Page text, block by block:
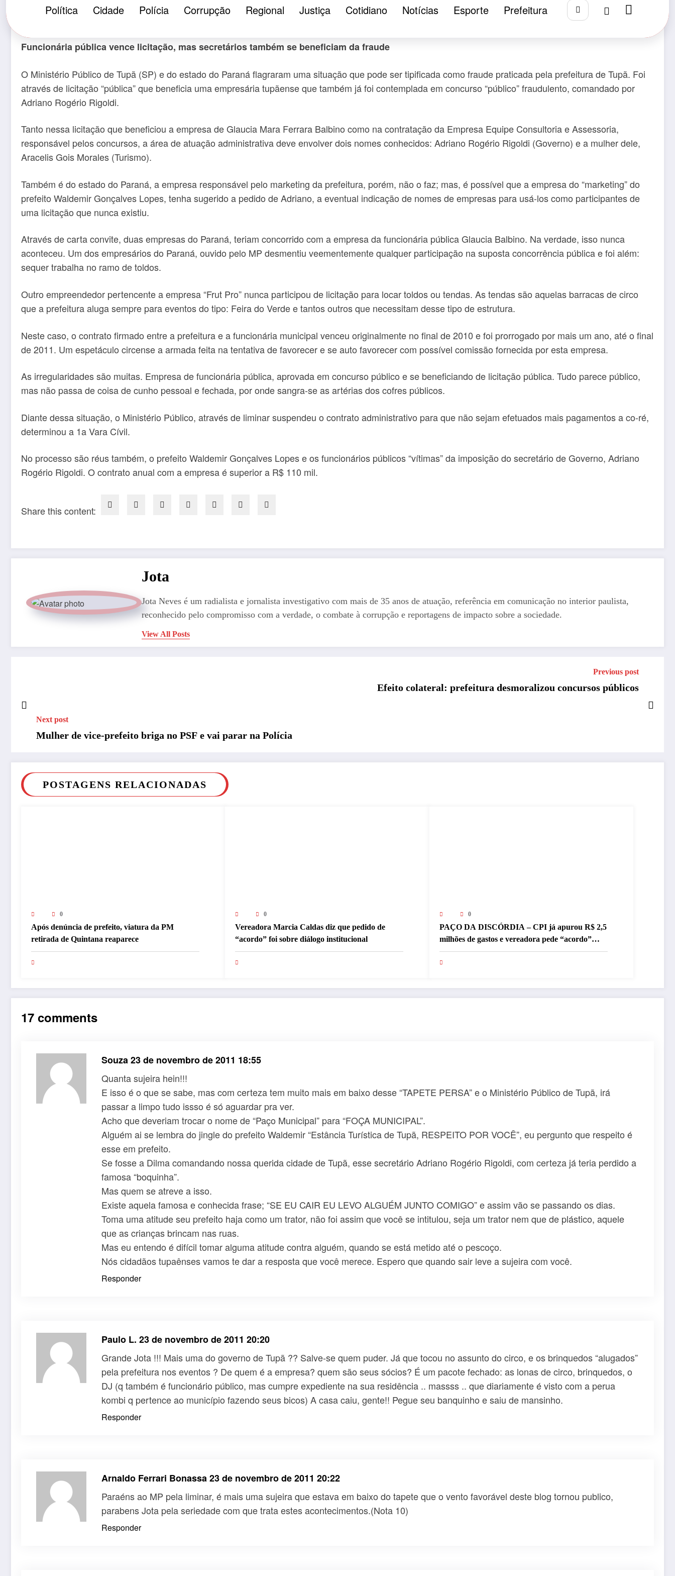
Política Cidade Polícia Corrupção Regional Justiça Cotidiano Notícias Esporte Prefeitura
MP de dois estados flagra fraude em licitação de Tupã
Funcionária pública vence licitação, mas secretários também se beneficiam da fraude
O Ministério Público de Tupã (SP) e do estado do Paraná flagraram uma situação que pode ser tipificada como fraude praticada pela prefeitura de Tupã. Foi
através de licitação “pública” que beneficia uma empresária tupãense que também já foi contemplada em concurso “público” fraudulento, comandado por
Adriano Rogério Rigoldi.
Tanto nessa licitação que beneficiou a empresa de Glaucia Mara Ferrara Balbino como na contratação da Empresa Equipe Consultoria e Assessoria,
responsável pelos concursos, a área de atuação administrativa deve envolver dois nomes conhecidos: Adriano Rogério Rigoldi (Governo) e a mulher dele,
Aracelis Gois Morales (Turismo).
Também é do estado do Paraná, a empresa responsável pelo marketing da prefeitura, porém, não o faz; mas, é possível que a empresa do “marketing” do
prefeito Waldemir Gonçalves Lopes, tenha sugerido a pedido de Adriano, a eventual indicação de nomes de empresas para usá-los como participantes de
uma licitação que nunca existiu.
Através de carta convite, duas empresas do Paraná, teriam concorrido com a empresa da funcionária pública Glaucia Balbino. Na verdade, isso nunca
aconteceu. Um dos empresários do Paraná, ouvido pelo MP desmentiu veementemente qualquer participação na suposta concorrência pública e foi além:
sequer trabalha no ramo de toldos.
Outro empreendedor pertencente a empresa “Frut Pro” nunca participou de licitação para locar toldos ou tendas. As tendas são aquelas barracas de circo
que a prefeitura aluga sempre para eventos do tipo: Feira do Verde e tantos outros que necessitam desse tipo de estrutura.
Neste caso, o contrato firmado entre a prefeitura e a funcionária municipal venceu originalmente no final de 2010 e foi prorrogado por mais um ano, até o final
de 2011. Um espetáculo circense a armada feita na tentativa de favorecer e se auto favorecer com possível comissão fornecida por esta empresa.
As irregularidades são muitas. Empresa de funcionária pública, aprovada em concurso público e se beneficiando de licitação pública. Tudo parece público,
mas não passa de coisa de cunho pessoal e fechada, por onde sangra-se as artérias dos cofres públicos.
Diante dessa situação, o Ministério Público, através de liminar suspendeu o contrato administrativo para que não sejam efetuados mais pagamentos a co-ré,
determinou a 1a Vara Cívil.
No processo são réus também, o prefeito Waldemir Gonçalves Lopes e os funcionários públicos “vítimas” da imposição do secretário de Governo, Adriano
Rogério Rigoldi. O contrato anual com a empresa é superior a R$ 110 mil.
Share this content:
Jota
Jota Neves é um radialista e jornalista investigativo com mais de 35 anos de atuação, referência em comunicação no interior paulista,
reconhecido pelo compromisso com a verdade, o combate à corrupção e reportagens de impacto sobre a sociedade.
View All Posts
Previous post
Efeito colateral: prefeitura desmoralizou concursos públicos
Next post
Mulher de vice-prefeito briga no PSF e vai parar na Polícia
POSTAGENS RELACIONADAS
0
Após denúncia de prefeito, viatura da PM
retirada de Quintana reaparece
0
Vereadora Marcia Caldas diz que pedido de
“acordo” foi sobre diálogo institucional
0
PAÇO DA DISCÓRDIA – CPI já apurou R$ 2,5
milhões de gastos e vereadora pede “acordo”
para aprovar R$ 9,5 milhões
17 comments
Souza23 de novembro de 2011 18:55
Quanta sujeira hein!!!
E isso é o que se sabe, mas com certeza tem muito mais em baixo desse “TAPETE PERSA” e o Ministério Público de Tupã, irá
passar a limpo tudo issso é só aguardar pra ver.
Acho que deveriam trocar o nome de “Paço Municipal” para “FOÇA MUNICIPAL”.
Alguém ai se lembra do jingle do prefeito Waldemir “Estância Turística de Tupã, RESPEITO POR VOCÊ”, eu pergunto que respeito é
esse em prefeito.
Se fosse a Dilma comandando nossa querida cidade de Tupã, esse secretário Adriano Rogério Rigoldi, com certeza já teria perdido a
famosa “boquinha”.
Mas quem se atreve a isso.
Existe aquela famosa e conhecida frase; “SE EU CAIR EU LEVO ALGUÉM JUNTO COMIGO” e assim vão se passando os dias.
Toma uma atitude seu prefeito haja como um trator, não foi assim que você se intitulou, seja um trator nem que de plástico, aquele
que as crianças brincam nas ruas.
Mas eu entendo é difícil tomar alguma atitude contra alguém, quando se está metido até o pescoço.
Nós cidadãos tupaênses vamos te dar a resposta que você merece. Espero que quando sair leve a sujeira com você.
Responder
Paulo L. 23 de novembro de 2011 20:20
Grande Jota !!! Mais uma do governo de Tupã ?? Salve-se quem puder. Já que tocou no assunto do circo, e os brinquedos “alugados”
pela prefeitura nos eventos ? De quem é a empresa? quem são seus sócios? É um pacote fechado: as lonas de circo, brinquedos, o
DJ (q também é funcionário público, mas cumpre expediente na sua residência .. massss .. que diariamente é visto com a perua
kombi q pertence ao município fazendo seus bicos) A casa caiu, gente!! Pegue seu banquinho e saiu de mansinho.
Responder
Arnaldo Ferrari Bonassa23 de novembro de 2011 20:22
Paraéns ao MP pela liminar, é mais uma sujeira que estava em baixo do tapete que o vento favorável deste blog tornou publico,
parabens Jota pela seriedade com que trata estes acontecimentos.(Nota 10)
Responder